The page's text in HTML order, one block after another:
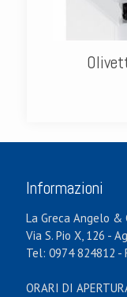
Informazioni
La Greca Angelo &
Via S. Pio X, 126 -
Tel: 0974 824812 -
ORARI DI